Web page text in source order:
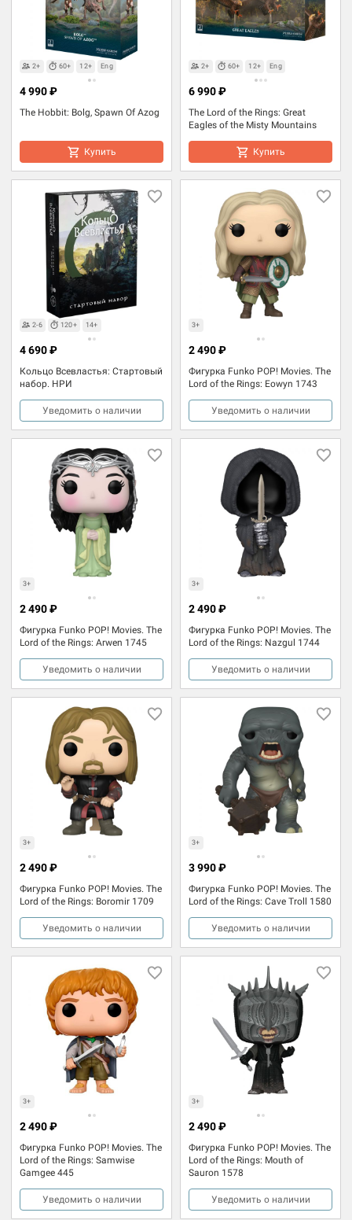
2+ 60+ 12+ Eng
The Hobbit: Bolg, Spawn Of Azog
4 990 ₽
Купить
2+ 60+ 12+ Eng
The Lord of the Rings: Great
Eagles of the Misty Mountains
6 990 ₽
Купить
2-6 120+ 14+
Кольцо Всевластья: Стартовый
набор. НРИ
4 690 ₽
Уведомить о наличии
3+
Фигурка Funko POP! Movies. The
Lord of the Rings: Eowyn 1743
2 490 ₽
Уведомить о наличии
3+
Фигурка Funko POP! Movies. The
Lord of the Rings: Arwen 1745
2 490 ₽
Уведомить о наличии
3+
Фигурка Funko POP! Movies. The
Lord of the Rings: Nazgul 1744
2 490 ₽
Уведомить о наличии
3+
Фигурка Funko POP! Movies. The
Lord of the Rings: Boromir 1709
2 490 ₽
Уведомить о наличии
3+
Фигурка Funko POP! Movies. The
Lord of the Rings: Cave Troll 1580
3 990 ₽
Уведомить о наличии
3+
Фигурка Funko POP! Movies. The
Lord of the Rings: Samwise
Gamgee 445
2 490 ₽
Уведомить о наличии
3+
Фигурка Funko POP! Movies. The
Lord of the Rings: Mouth of
Sauron 1578
2 490 ₽
Уведомить о наличии